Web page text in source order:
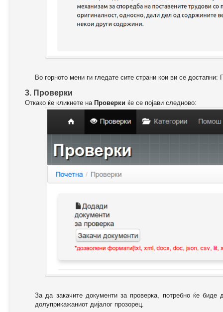
Во горното мени ги гледате сите страни кои ви се
3. Проверки
Откако ќе кликнете на Проверки ќе се појави следново:
За да закачите документи за проверка, потребно ќе биде
долуприкажаниот дијалог прозорец.